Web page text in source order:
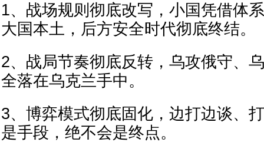
1、战场规则彻底改写，小国凭借体
大国本土，后方安全时代彻底终结。
2、战局节奏彻底反转，乌攻俄守、
全落在乌克兰手中。
3、博弈模式彻底固化，边打边谈、
是手段，绝不会是终点。